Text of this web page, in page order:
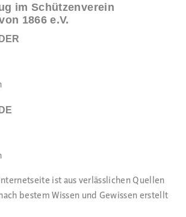
im Schützenverein
1866 e.V.
ist aus verlässlichen Quellen
bestem Wissen und Gewissen erstellt